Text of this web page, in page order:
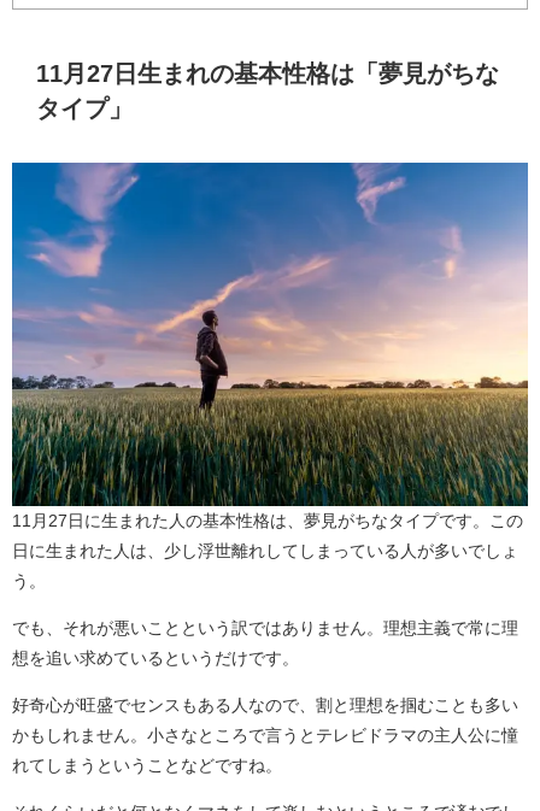
11月27日生まれの基本性格は「夢見がちな
タイプ」
11月27日に生まれた人の基本性格は、夢見がちなタイプです。この
日に生まれた人は、少し浮世離れしてしまっている人が多いでしょ
う。
でも、それが悪いことという訳ではありません。理想主義で常に理
想を追い求めているというだけです。
好奇心が旺盛でセンスもある人なので、割と理想を掴むことも多い
かもしれません。小さなところで言うとテレビドラマの主人公に憧
れてしまうということなどですね。